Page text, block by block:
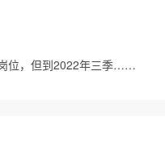
位，但到2022年三季……